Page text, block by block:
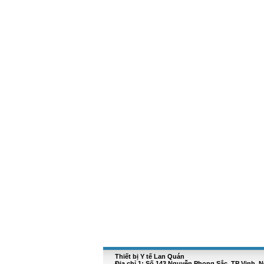
Thiết bị Y tế Lan Quán